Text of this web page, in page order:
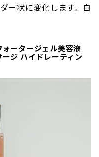
ー状に変化します。自
ータージェル美容液
ジ ハイドレーティン